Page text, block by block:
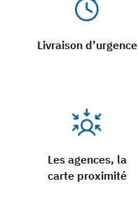
Livraison d’urgence
Les agences, la
carte proximité